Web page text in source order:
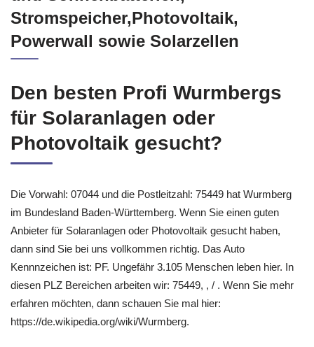
Stromspeicher,Photovoltaik,
Powerwall sowie Solarzellen
Den besten Profi Wurmbergs
für Solaranlagen oder
Photovoltaik gesucht?
Die Vorwahl: 07044 und die Postleitzahl: 75449 hat Wurmberg
im Bundesland Baden-Württemberg. Wenn Sie einen guten
Anbieter für Solaranlagen oder Photovoltaik gesucht haben,
dann sind Sie bei uns vollkommen richtig. Das Auto
Kennnzeichen ist: PF. Ungefähr 3.105 Menschen leben hier. In
diesen PLZ Bereichen arbeiten wir: 75449, , / . Wenn Sie mehr
erfahren möchten, dann schauen Sie mal hier:
https://de.wikipedia.org/wiki/Wurmberg.